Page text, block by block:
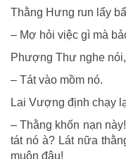
Thằng Hưng run lẩy
– Mợ hỏi việc gì mà
Phượng Thư nghe
– Tát vào mồm nó.
Lai Vượng định chạy
– Thằng khốn nạn
tát nó à? Lát nữa
muộn đâu!